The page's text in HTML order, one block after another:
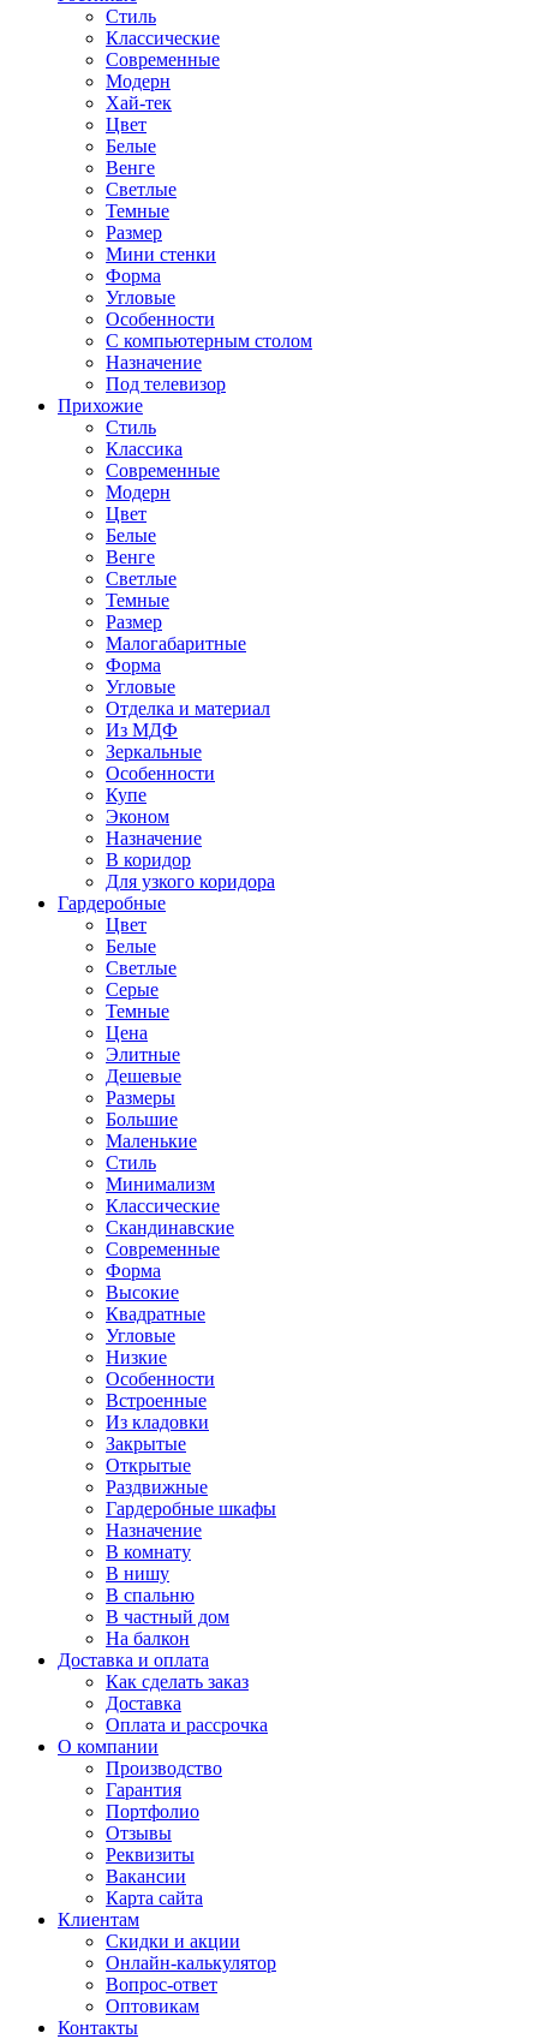
Стиль
Классические
Современные
Модерн
Хай-тек
Цвет
Белые
Венге
Светлые
Темные
Размер
Мини стенки
Форма
Угловые
Особенности
С компьютерным столом
Назначение
Под телевизор
Прихожие
Стиль
Классика
Современные
Модерн
Цвет
Белые
Венге
Светлые
Темные
Размер
Малогабаритные
Форма
Угловые
Отделка и материал
Из МДФ
Зеркальные
Особенности
Купе
Эконом
Назначение
В коридор
Для узкого коридора
Гардеробные
Цвет
Белые
Светлые
Серые
Темные
Цена
Элитные
Дешевые
Размеры
Большие
Маленькие
Стиль
Минимализм
Классические
Скандинавские
Современные
Форма
Высокие
Квадратные
Угловые
Низкие
Особенности
Встроенные
Из кладовки
Закрытые
Открытые
Раздвижные
Гардеробные шкафы
Назначение
В комнату
В нишу
В спальню
В частный дом
На балкон
Доставка и оплата
Как сделать заказ
Доставка
Оплата и рассрочка
О компании
Производство
Гарантия
Портфолио
Отзывы
Реквизиты
Вакансии
Карта сайта
Клиентам
Скидки и акции
Онлайн-калькулятор
Вопрос-ответ
Оптовикам
Контакты